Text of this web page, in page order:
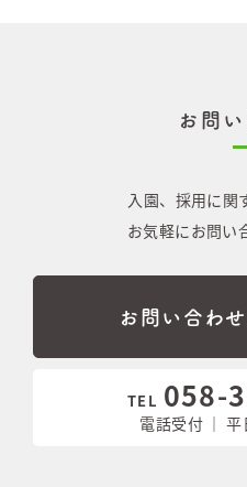
お問
入園、採用に関
お気軽にお問い
お問い合わ
TEL 058-
電話受付 ｜